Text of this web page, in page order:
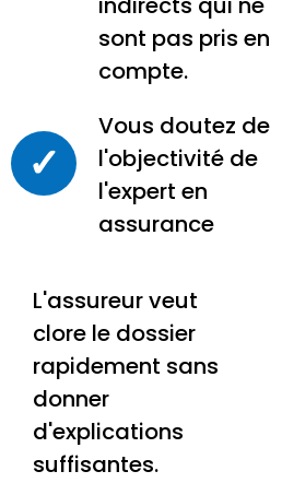
sont pas pris en
compte.
✓
Vous doutez de
l'objectivité de
l'expert en
assurance
L'assureur veut
clore le dossier
rapidement sans
donner
d'explications
suffisantes.